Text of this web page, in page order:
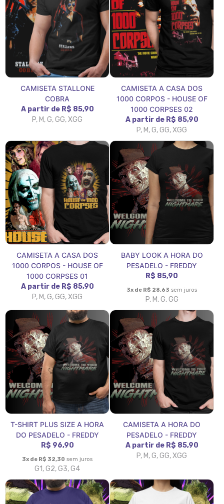
CAMISETA STALLONE
COBRA
A partir de R$ 85,90
P, M, G, GG, XGG
CAMISETA A CASA DOS
1000 CORPOS - HOUSE OF
1000 CORPSES 02
A partir de R$ 85,90
P, M, G, GG, XGG
CAMISETA A CASA DOS
1000 CORPOS - HOUSE OF
1000 CORPSES 01
A partir de R$ 85,90
P, M, G, GG, XGG
BABY LOOK A HORA DO
PESADELO - FREDDY
R$ 85,90
3x de R$ 28,63 sem juros
P, M, G, GG
T-SHIRT PLUS SIZE A HORA
DO PESADELO - FREDDY
R$ 96,90
3x de R$ 32,30 sem juros
G1, G2, G3, G4
CAMISETA A HORA DO
PESADELO - FREDDY
A partir de R$ 85,90
P, M, G, GG, XGG